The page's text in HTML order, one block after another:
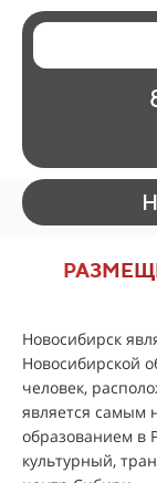
Новосибирск
Новосибирской
человек,
является самым
образованием в
культурный,